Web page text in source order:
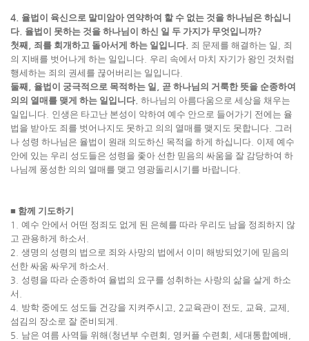
4. 율법이 육신으로 말미암아 연약하여 할 수 없는 것을 하나님은 하십니
다. 율법이 못하는 것을 하나님이 하신 일 두 가지가 무엇입니까?
첫째 , 죄를 회개하고 돌아서게 하는 일입니다. 죄 문제를 해결하는 일
죄
의 지배를 벗어나게 하는 일입니다 우리 속에서 마치 자기가 왕인 것처럼
행세하는 죄의 권세를 끊어버리는 일입니다
둘째 , 율법이 궁극적으로 목적하는 일 , 곧 하나님의 거룩한 뜻을 순종하여
의의 열매를 맺게 하는 일입니다. 하나님의 아름다움으로 세상을 채우는
일입니다 인생은 타고난 본성이 악하여 예수 안으로 들어가기 전에는 율
법을 받아도 죄를 벗어나지도 못하고 의의 열매를 맺지도 못합니다 그러
나 성령 하나님은 율법이 원래 의도하신 목적을 하게 하십니다 이제 예수
안에 있는 우리 성도들은 성령을 좇아 선한 믿음의 싸움을 잘 감당하여 하
나님께 풍성한 의의 열매를 맺고 영광돌리시기를 바랍니다
■ 함께 기도하기
1. 예수 안에서 어떤 정죄도 없게 된 은혜를 따라 우리도 남을 정죄하지 않
고 관용하게 하소서
2. 생명의 성령의 법으로 죄와 사망의 법에서 이미 해방되었기에 믿음의
선한 싸움 싸우게 하소서
3. 성령을 따라 순종하여 율법의 요구를 성취하는 사랑의 삶을 살게 하소
서
4. 방학 중에도 성도들 건강을 지켜주시고 , 2교육관이 전도 교육 교제
섬김의 장소로 잘 준비되게
5. 남은 여름 사역들 위해 (청년부 수련회 영커플 수련회 세대통합예배